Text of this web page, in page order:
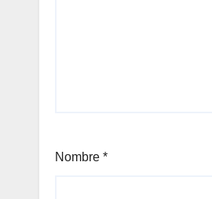
Nombre *